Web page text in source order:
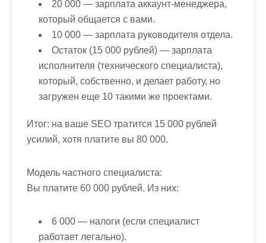
20 000 — зарплата аккаунт-менеджера,
который общается с вами.
10 000 — зарплата руководителя отдела.
Остаток (15 000 рублей) — зарплата
исполнителя (технического специалиста),
который, собственно, и делает работу, но
загружен еще 10 такими же проектами.
Итог: на ваше SEO тратится 15 000 рублей
усилий, хотя платите вы 80 000.
Модель частного специалиста:
Вы платите 60 000 рублей. Из них:
6 000 — налоги (если специалист
работает легально).